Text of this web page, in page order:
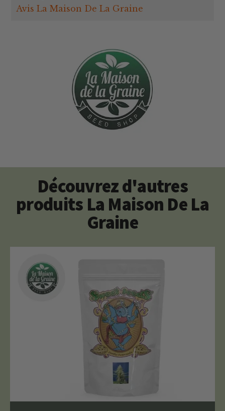
Avis La Maison De La Graine
Découvrez d'autres
produits La Maison De La
Graine